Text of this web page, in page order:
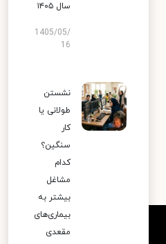
سال ۱۴۰۵
1405/05/
16
نشستن
طولانی یا
کار
سنگین؟
کدام
مشاغل
بیشتر به
بیماری‌های
مقعدی